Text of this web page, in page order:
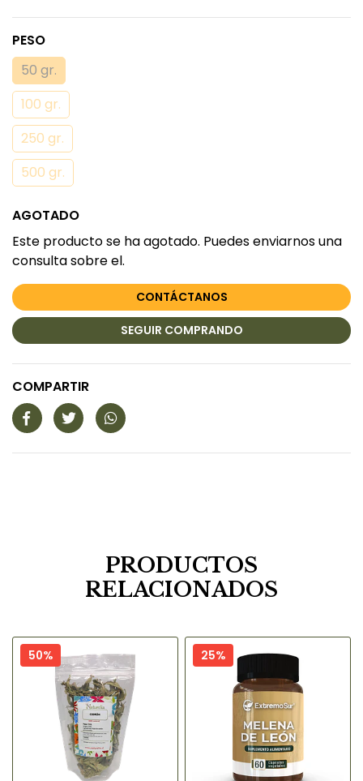
PESO
50 gr.
100 gr.
250 gr.
500 gr.
AGOTADO
Este producto se ha agotado. Puedes enviarnos una
consulta sobre el.
CONTÁCTANOS
SEGUIR COMPRANDO
COMPARTIR
PRODUCTOS
RELACIONADOS
50% 25%